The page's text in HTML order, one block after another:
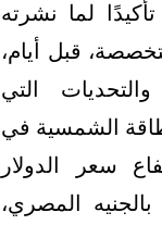
لما نشرته
قبل أيام،
التي
الشمسية في
سعر الدولار
بالجنيه المصري،